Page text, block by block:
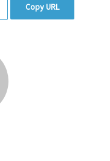
Copy URL